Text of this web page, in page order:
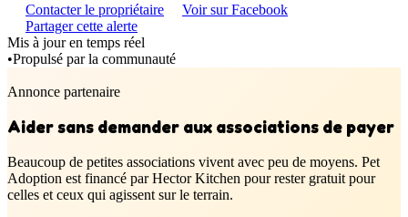
Contacter le propriétaire
Voir sur Facebook
Partager cette alerte
Mis à jour en temps réel
•Propulsé par la communauté
Annonce partenaire
Aider sans demander aux associations de payer
Beaucoup de petites associations vivent avec peu de moyens. Pet
Adoption est financé par Hector Kitchen pour rester gratuit pour
celles et ceux qui agissent sur le terrain.